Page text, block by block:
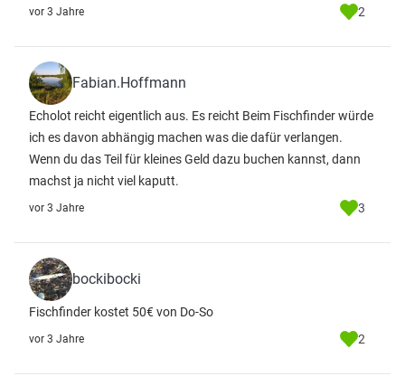
vor 3 Jahre 2
Fabian.Hoffmann
Echolot reicht eigentlich aus. Es reicht Beim Fischfinder würde
ich es davon abhängig machen was die dafür verlangen.
Wenn du das Teil für kleines Geld dazu buchen kannst, dann
machst ja nicht viel kaputt.
vor 3 Jahre 3
bockibocki
Fischfinder kostet 50€ von Do-So
vor 3 Jahre 2